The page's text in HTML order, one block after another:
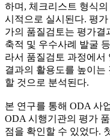
하며, 체크리스트 형식
시적으로 실시된다. 평
가의 품질검토는 평가결
축적 및 우수사례 발굴
라서 품질검토 과정에서
결과의 활용도를 높이는
할 것으로 분석된다.
본 연구를 통해 ODA 사
ODA 시행기관의 평가
점을 확인할 수 있었다.